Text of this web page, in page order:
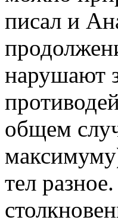
писал и
нарушают
общем
тел